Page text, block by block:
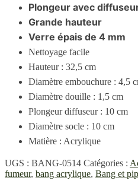
Plongeur avec
Grande hauteur
Verre épais de 4 mm
Nettoyage facile
Hauteur : 32,5 cm
Diamètre embouchure : 4,5
Diamètre douille : 1,5 cm
Plongeur diffuseur : 10 cm
Diamètre socle : 10 cm
Matière : Acrylique
UGS : BANG-0514 Catégories :
fumeur, bang acrylique, Bang et